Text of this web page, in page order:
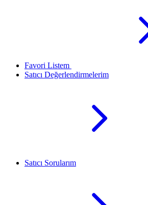
Favori Listem
Satıcı Değerlendirmelerim
Satıcı Sorularım